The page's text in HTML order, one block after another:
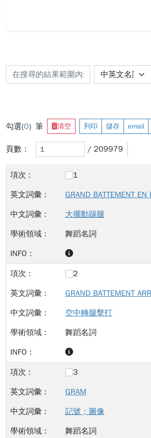
勾選(0) 筆 清空 列印 儲存 email
頁數： / 209979
1
GRAND BATTEMENT EN
大擺動踢腿
舞蹈名詞
2
GRAND BATTEMENT
空中轉腿擊打
舞蹈名詞
3
GRAM
記號；圖像
舞蹈名詞